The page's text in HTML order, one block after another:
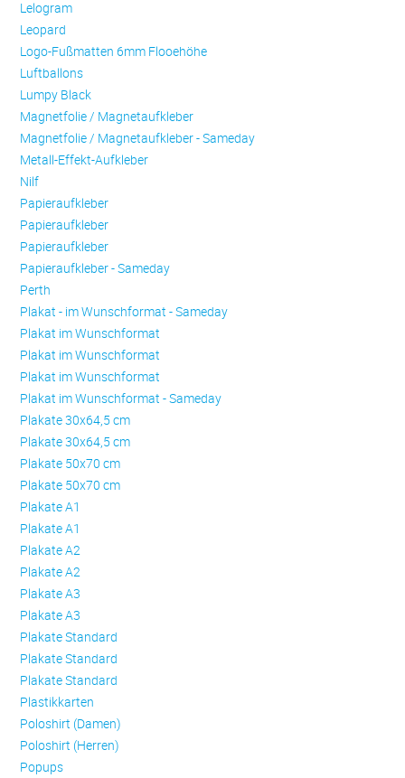
Lelogram
Leopard
Logo-Fußmatten 6mm Flooehöhe
Luftballons
Lumpy Black
Magnetfolie / Magnetaufkleber
Magnetfolie / Magnetaufkleber - Sameday
Metall-Effekt-Aufkleber
Nilf
Papieraufkleber
Papieraufkleber
Papieraufkleber
Papieraufkleber - Sameday
Perth
Plakat - im Wunschformat - Sameday
Plakat im Wunschformat
Plakat im Wunschformat
Plakat im Wunschformat
Plakat im Wunschformat - Sameday
Plakate 30x64,5 cm
Plakate 30x64,5 cm
Plakate 50x70 cm
Plakate 50x70 cm
Plakate A1
Plakate A1
Plakate A2
Plakate A2
Plakate A3
Plakate A3
Plakate Standard
Plakate Standard
Plakate Standard
Plastikkarten
Poloshirt (Damen)
Poloshirt (Herren)
Popups